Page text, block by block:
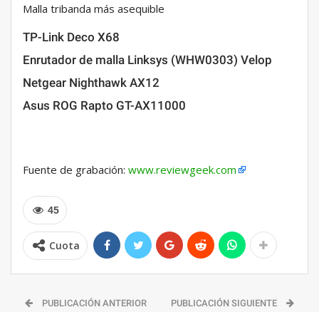
Malla tribanda más asequible
TP-Link Deco X68
Enrutador de malla Linksys (WHW0303) Velop
Netgear Nighthawk AX12
Asus ROG Rapto GT-AX11000
Fuente de grabación: www.reviewgeek.com
45
Cuota
PUBLICACIÓN ANTERIOR PUBLICACIÓN SIGUIENTE